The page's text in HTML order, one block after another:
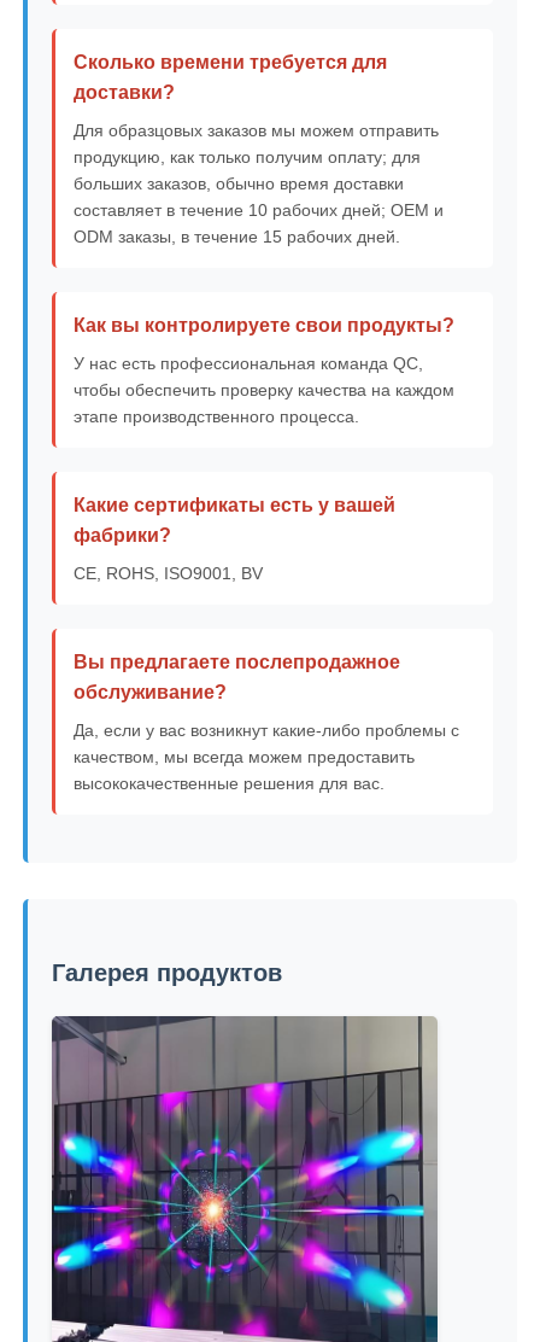
Сколько времени требуется для
доставки?
Для образцовых заказов мы можем отправить
продукцию, как только получим оплату; для
больших заказов, обычно время доставки
составляет в течение 10 рабочих дней; OEM и
ODM заказы, в течение 15 рабочих дней.
Как вы контролируете свои продукты?
У нас есть профессиональная команда QC,
чтобы обеспечить проверку качества на каждом
этапе производственного процесса.
Какие сертификаты есть у вашей
фабрики?
CE, ROHS, ISO9001, BV
Вы предлагаете послепродажное
обслуживание?
Да, если у вас возникнут какие-либо проблемы с
качеством, мы всегда можем предоставить
высококачественные решения для вас.
Галерея продуктов